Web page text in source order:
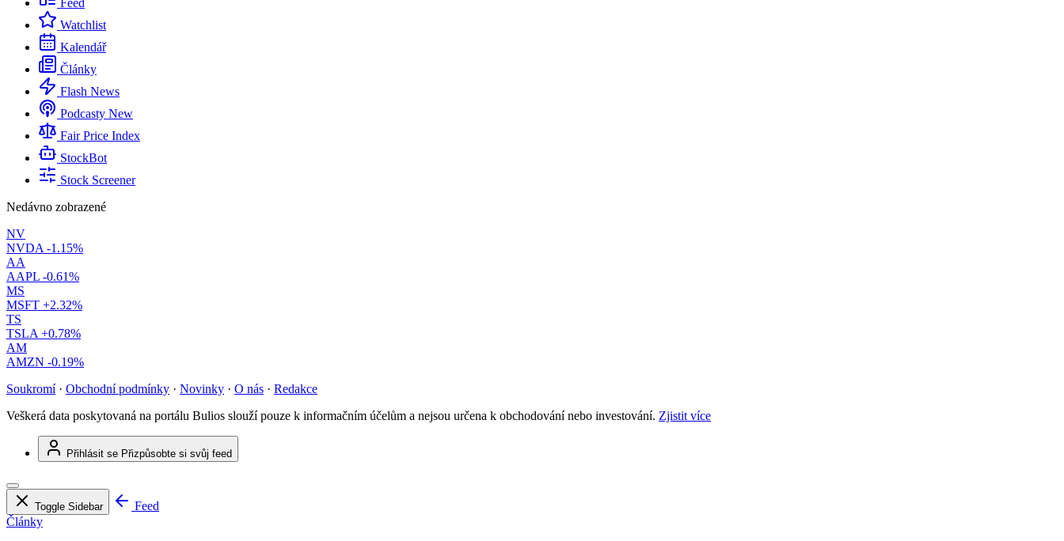
Feed
Watchlist
Kalendář
Články
Flash News
Podcasty New
Fair Price Index
StockBot
Stock Screener
Nedávno zobrazené
NV
NVDA -1.15%
AA
AAPL -0.61%
MS
MSFT +2.32%
TS
TSLA +0.78%
AM
AMZN -0.19%
Soukromí · Obchodní podmínky · Novinky · O nás · Redakce
Veškerá data poskytovaná na portálu Bulios slouží pouze k informačním účelům a nejsou určena k obchodování nebo investování. Zjistit více
Přihlásit se Přizpůsobte si svůj feed
Toggle Sidebar
Feed
Články